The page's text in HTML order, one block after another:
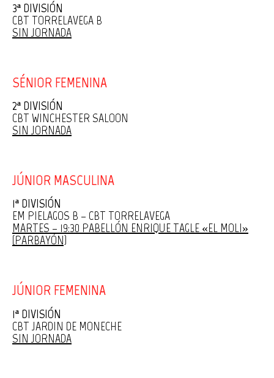
3ª DIVISIÓN
CBT TORRELAVEGA B
SIN JORNADA
SÉNIOR FEMENINA
2ª DIVISIÓN
CBT WINCHESTER SALOON
SIN JORNADA
JÚNIOR MASCULINA
1ª DIVISIÓN
EM PIELAGOS B – CBT TORRELAVEGA
MARTES – 19:30 PABELLÓN ENRIQUE TAGLE «EL MOLI»
(PARBAYÓN)
JÚNIOR FEMENINA
1ª DIVISIÓN
CBT JARDIN DE MONECHE
SIN JORNADA